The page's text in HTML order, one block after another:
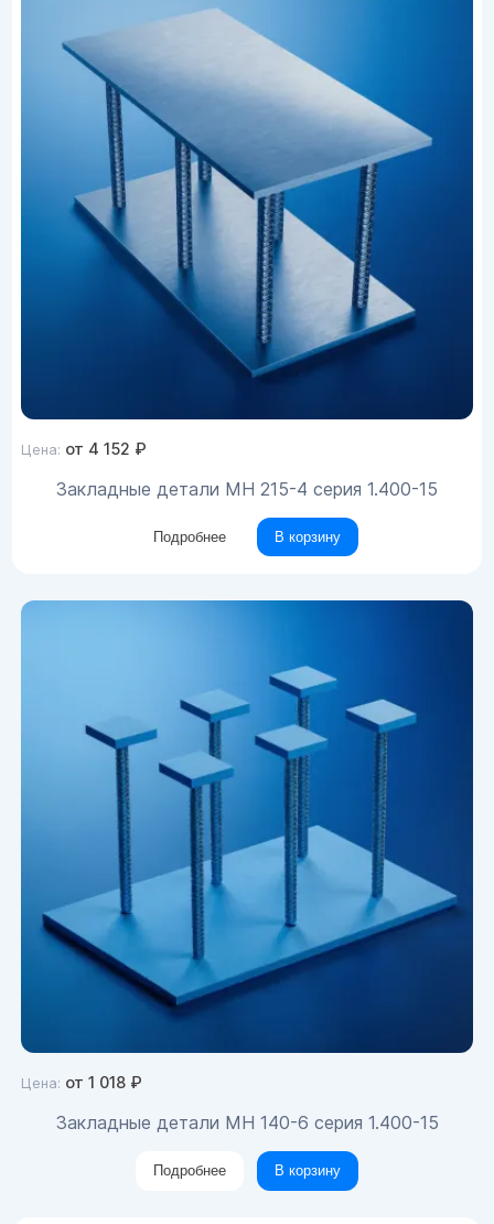
Цена: от 4 152 ₽
Закладные детали МН 215-4 серия 1.400-15
Подробнее В корзину
Цена: от1 018 ₽
Закладные детали МН 140-6 серия 1.400-15
Подробнее В корзину